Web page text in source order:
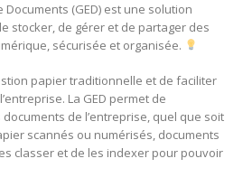
(GED) est une solution
stocker, de gérer et de partager des
sécurisée et organisée.
papier traditionnelle et de faciliter
La GED permet de
de l’entreprise, quel que soit
scannés ou numérisés, documents
classer et de les indexer pour pouvoir